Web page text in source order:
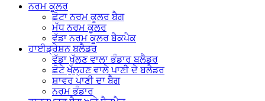
ਨਰਮ ਕੂਲਰ
ਛੋਟਾ ਨਰਮ ਕੂਲਰ ਬੈਗ
ਮੱਧ ਨਰਮ ਕੂਲਰ
ਵੱਡਾ ਨਰਮ ਕੂਲਰ ਬੈਕਪੈਕ
ਹਾਈਡ੍ਰੇਸ਼ਨ ਬਲੈਡਰ
ਵੱਡਾ ਖੁੱਲਣ ਵਾਲਾ ਭੰਡਾਰ ਬਲੈਡਰ
ਛੋਟੇ ਖੁੱਲ੍ਹਣ ਵਾਲੇ ਪਾਣੀ ਦੇ ਬਲੈਡਰ
ਸ਼ਾਵਰ ਪਾਣੀ ਦਾ ਬੈਗ
ਨਰਮ ਭੰਡਾਰ